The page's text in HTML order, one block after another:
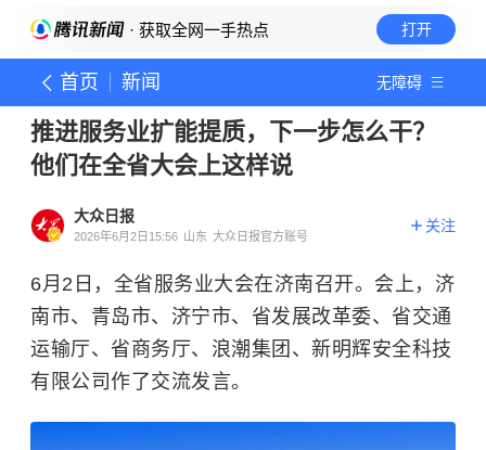
· 获取全网一手热点 打开
首页 新闻 无障碍
推进服务业扩能提质，下一步怎么干？
他们在全省大会上这样说
大众日报
2026年6月2日15:56 山东 大众日报官方账号
关注
6月2日，全省服务业大会在济南召开。会上，济
南市、青岛市、济宁市、省发展改革委、省交通
运输厅、省商务厅、浪潮集团、新明辉安全科技
有限公司作了交流发言。